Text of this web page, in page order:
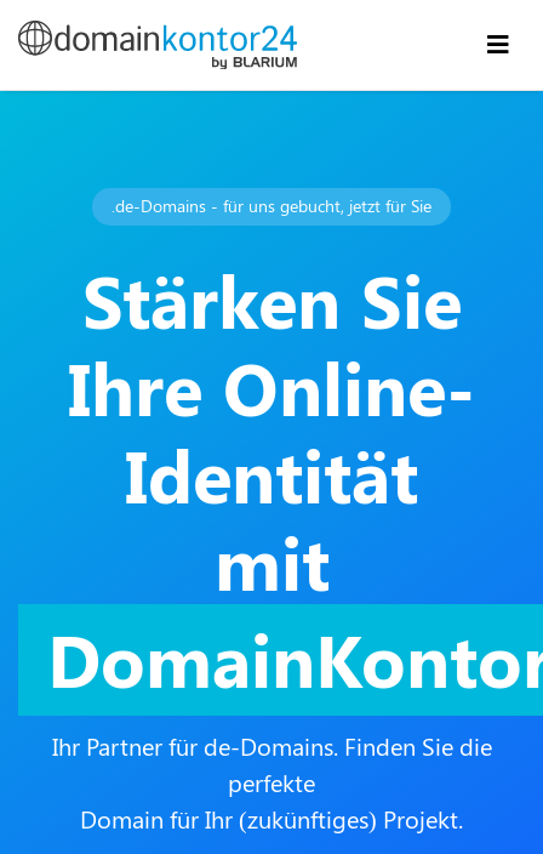
.de-Domains - für uns gebucht, jetzt für Sie
Stärken Sie
Ihre Online-
Identität
mit
Ihr Partner für de-Domains. Finden Sie die
perfekte
Domain für Ihr (zukünftiges) Projekt.